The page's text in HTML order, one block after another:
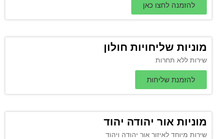
להזמנה לחצו כאן
מוניות שליחויות חולון
שירות ללא תחרות
להזמנת שליחות
מוניות אור יהודה יהוד
שירות מיוחד לאיזור אור יהודה ויהוד